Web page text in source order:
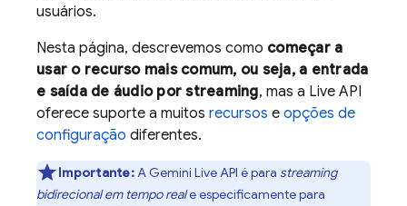
usuários.
Nesta página, descrevemos como começar a
usar o recurso mais comum, ou seja, a entrada
e saída de áudio por streaming, mas a Live API
oferece suporte a muitos recursos e opções de
configuração diferentes.
Importante:A Gemini Live API é para streaming
bidirecional em tempo reale especificamente para